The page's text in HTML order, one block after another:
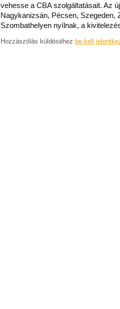
vehesse a CBA szolgáltatásait. Az
Nagykanizsán, Pécsen, Szegeden,
Szombathelyen nyílnak, a
Hozzászólás küldéséhez be kell